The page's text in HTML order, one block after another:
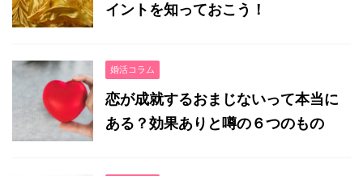
イントを知っておこう！
婚活コラム
恋が成就するおまじないって本当に
ある？効果ありと噂の６つのもの